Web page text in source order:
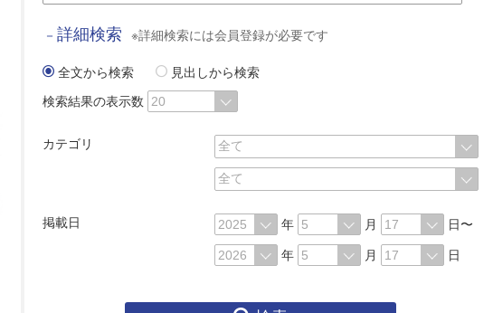
－ 詳細検索 ※詳細検索には会員登録が必要です
全文から検索
見出しから検索
検索結果の表示数
カテゴリ
掲載日 年 月
日〜
年
月 日